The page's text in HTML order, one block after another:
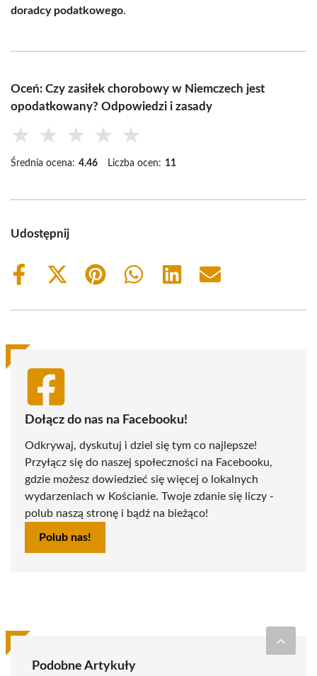
doradcy podatkowego.
Oceń: Czy zasiłek chorobowy w Niemczech jest
opodatkowany? Odpowiedzi i zasady
★ ★ ★ ★ ★
Średnia ocena: 4.46 Liczba ocen: 11
Udostępnij
Share
Share
(Twitter)
Share
Share
Share
Share
Dołącz do nas na Facebooku!
Odkrywaj, dyskutuj i dziel się tym co najlepsze!
Przyłącz się do naszej społeczności na Facebooku,
gdzie możesz dowiedzieć się więcej o lokalnych
wydarzeniach w Kościanie. Twoje zdanie się liczy -
polub naszą stronę i bądź na bieżąco!
Polub nas!
Podobne Artykuły